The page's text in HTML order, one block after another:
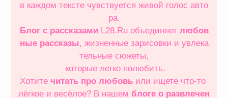
в каждом тексте чувствуется живой голос авто
ра.
Блог с рассказамиL28.Ru объединяет любов
ные рассказы, жизненные зарисовки и увлека
тельные сюжеты,
которые легко полюбить.
Хотите читать про любовь или ищете что‑то
лёгкое и весёлое? В нашем блоге о развлечен